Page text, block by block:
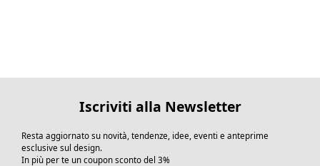
Iscriviti alla Newsletter
Resta aggiornato su novità, tendenze, idee, eventi e anteprime
esclusive sul design.
In più per te un coupon sconto del 3%